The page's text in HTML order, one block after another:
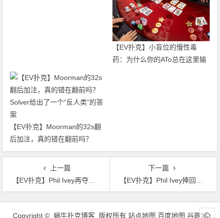
【EV扑克】小盲位的慢性毒
药：为什么你的ATo总在这里输
【EV扑克】Moorman的32s翻
后加注，真的错在翻前吗？
Solver给出了一个“反人类”的答
上一篇
【EV扑克】Phil Ivey再夺一冠！线下总奖金突破4000万美元！
下一篇
【EV扑克】Phil Ivey捧回职业生涯第四座Triton奖杯，国人选手丁彪获第6名
文
Copyright © 蜗牛扑克博客 版权所有 站点地图 百度地图 谷歌地